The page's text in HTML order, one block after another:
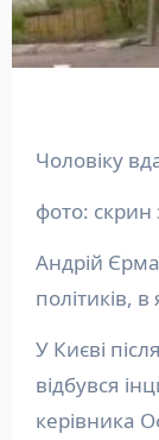
Чоловіку
фото: скрин
Андрій
політиків,
У Києві після закінчення судового засідання
відбувся
керівника